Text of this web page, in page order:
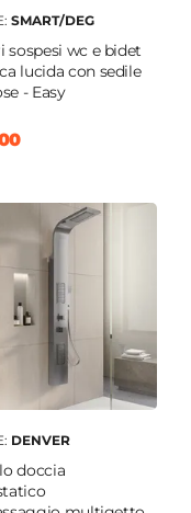
SMART/DEG
sospesi wc e bidet
lucida con sedile
- Easy
DENVER
doccia